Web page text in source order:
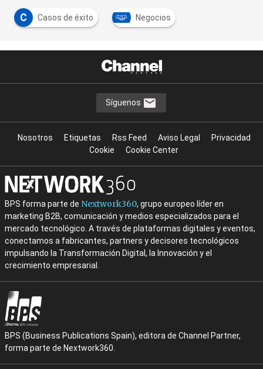
C Casos de éxito Negocios
Síguenos
Nosotros Etiquetas Rss Feed Aviso Legal
Privacidad
Cookie
Cookie Center
BPS forma parte de Nextwork360, grupo europeo líder en
marketing B2B, comunicación y medios especializados para el
mercado tecnológico. A través de plataformas digitales y eventos,
conectamos a fabricantes, partners y decisores tecnológicos
impulsando la Transformación Digital, la Innovación y el
crecimiento empresarial.
BPS (Business Publications Spain), editora de Channel Partner,
forma parte de Nextwork360.